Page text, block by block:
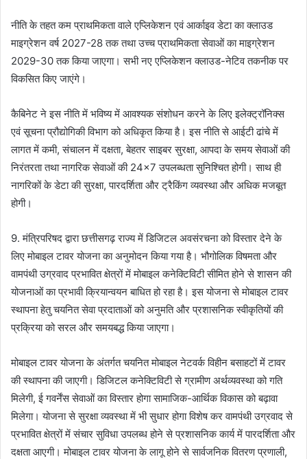
नीति के तहत कम प्राथमिकता वाले एप्लिकेशन एवं आर्काइव डेटा का क्लाउड
माइग्रेशन वर्ष 2027-28 तक तथा उच्च प्राथमिकता सेवाओं का माइग्रेशन
2029-30 तक किया जाएगा। सभी नए एप्लिकेशन क्लाउड-नेटिव तकनीक पर
विकसित किए जाएंगे।
कैबिनेट ने इस नीति में भविष्य में आवश्यक संशोधन करने के लिए इलेक्ट्रॉनिक्स
एवं सूचना प्रौद्योगिकी विभाग को अधिकृत किया है। इस नीति से आईटी ढांचे में
लागत में कमी, संचालन में दक्षता, बेहतर साइबर सुरक्षा, आपदा के समय सेवाओं की
निरंतरता तथा नागरिक सेवाओं की 24×7 उपलब्धता सुनिश्चित होगी। साथ ही
नागरिकों के डेटा की सुरक्षा, पारदर्शिता और ट्रैकिंग व्यवस्था और अधिक मजबूत
होगी।
9. मंत्रिपरिषद द्वारा छत्तीसगढ़ राज्य में डिजिटल अवसंरचना को विस्तार देने के
लिए मोबाइल टावर योजना का अनुमोदन किया गया है। भौगोलिक विषमता और
वामपंथी उग्रवाद प्रभावित क्षेत्रों में मोबाइल कनेक्टिविटी सीमित होने से शासन की
योजनाओं का प्रभावी क्रियान्वयन बाधित हो रहा है। इस योजना से मोबाइल टावर
स्थापना हेतु चयनित सेवा प्रदाताओं को अनुमति और प्रशासनिक स्वीकृतियों की
प्रक्रिया को सरल और समयबद्ध किया जाएगा।
मोबाइल टावर योजना के अंतर्गत चयनित मोबाइल नेटवर्क विहीन बसाहटों में टावर
की स्थापना की जाएगी। डिजिटल कनेक्टिविटी से ग्रामीण अर्थव्यवस्था को गति
मिलेगी, ई गवर्नेंस सेवाओं का विस्तार होगा सामाजिक-आर्थिक विकास को बढ़ावा
मिलेगा। योजना से सुरक्षा व्यवस्था में भी सुधार होगा विशेष कर वामपंथी उग्रवाद से
प्रभावित क्षेत्रों में संचार सुविधा उपलब्ध होने से प्रशासनिक कार्य में पारदर्शिता और
दक्षता आएगी। मोबाइल टावर योजना के लागू होने से सार्वजनिक वितरण प्रणाली,